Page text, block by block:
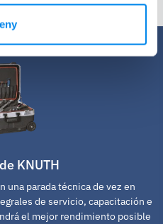
KNUTH
una parada técnica de vez en
de servicio, capacitación e
el mejor rendimiento posible